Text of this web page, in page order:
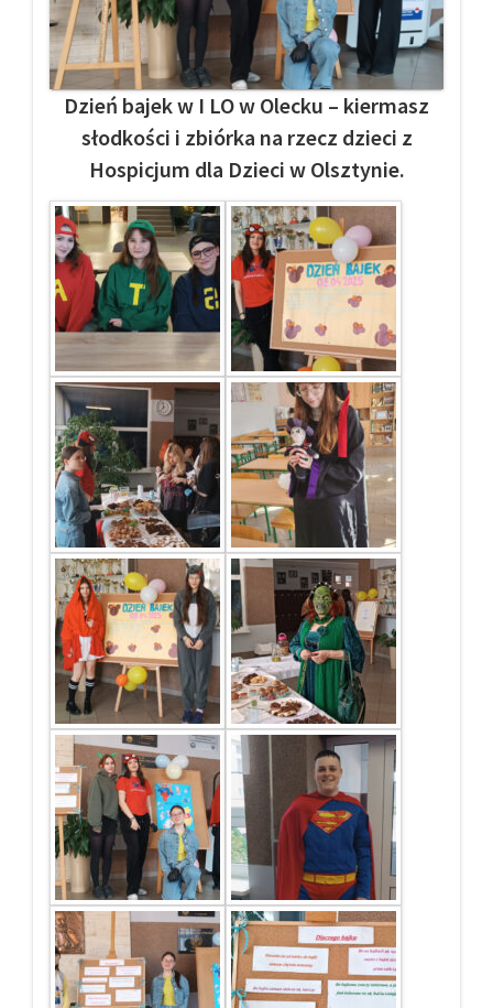
Dzień bajek w I LO w Olecku – kiermasz
słodkości i zbiórka na rzecz dzieci z
Hospicjum dla Dzieci w Olsztynie.